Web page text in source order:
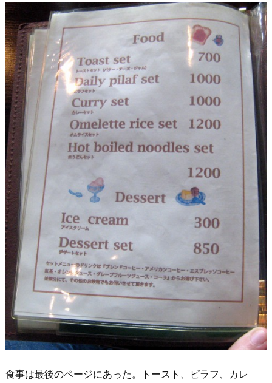
食事は最後のページにあった。トースト、ピラフ、カレ